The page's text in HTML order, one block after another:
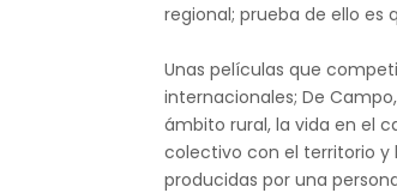
regional; prueba de ello es
Unas películas que
internacionales; De
ámbito rural, la vida en el
colectivo con el territorio y
producidas por una